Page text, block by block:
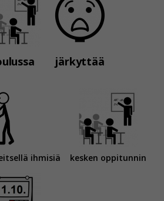
järkyttää
ihmisiä kesken oppitunnin